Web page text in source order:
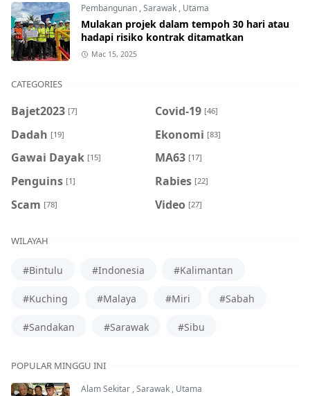
Pembangunan ,Sarawak , Utama
Mulakan projek dalam tempoh 30 hari atau
hadapi risiko kontrak ditamatkan
Mac 15, 2025
CATEGORIES
Bajet2023 [7] Covid-19 [46]
Dadah [19] Ekonomi [83]
Gawai Dayak [15] MA63 [17]
Penguins [1] Rabies [22]
Scam [78] Video [27]
WILAYAH
#Bintulu #Indonesia #Kalimantan
#Kuching #Malaya #Miri #Sabah
#Sandakan #Sarawak #Sibu
POPULAR MINGGU INI
Alam Sekitar,Sarawak, Utama